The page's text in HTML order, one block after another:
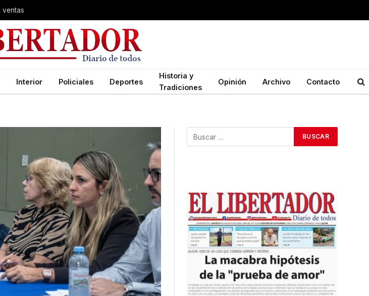
Interior Policiales Deportes
Historia y
Tradiciones
Opinión Archivo Contacto